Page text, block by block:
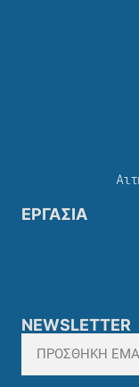
ΕΡΓΑΣΙΑ
NEWSLETTER